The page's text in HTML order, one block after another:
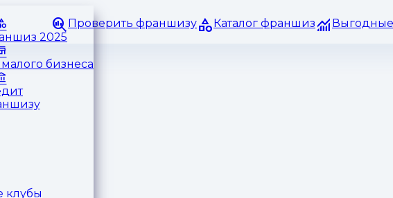
Проверить франшизу Каталог франшиз
2025
бизнеса
клубы